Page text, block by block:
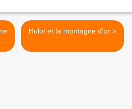
Hulot et la montagne d'or >